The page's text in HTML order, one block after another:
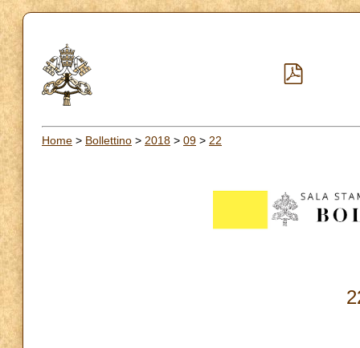
Home > Bollettino > 2018 > 09 > 22